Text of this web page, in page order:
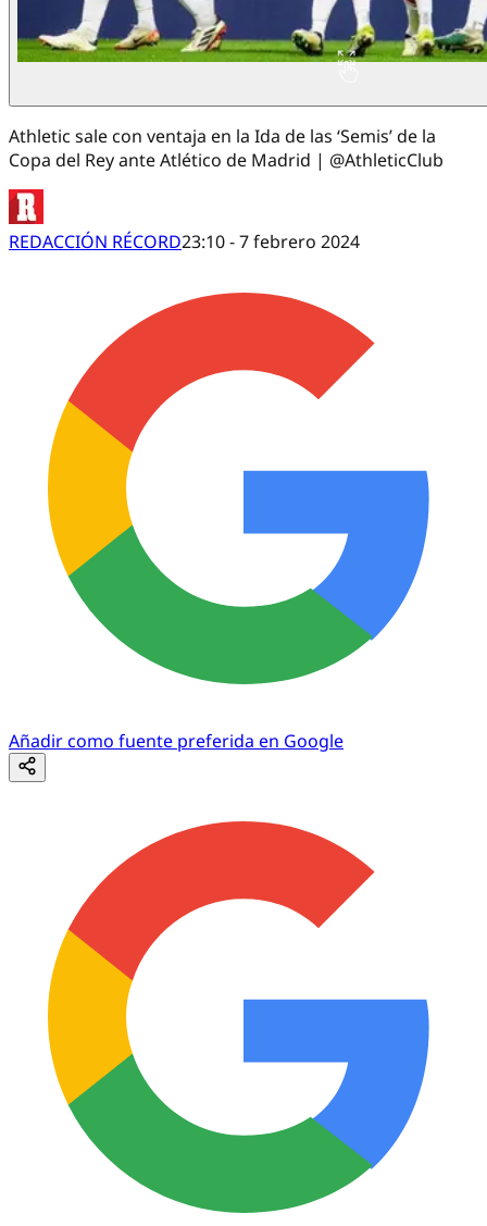
Athletic sale con ventaja en la Ida de las ‘Semis’ de la
Copa del Rey ante Atlético de Madrid | @AthleticClub
REDACCIÓN RÉCORD23:10 - 7 febrero 2024
Añadir como fuente preferida en Google